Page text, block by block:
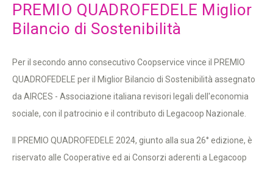
PREMIO QUADROFEDELE Miglior
Bilancio di Sostenibilità
Per il secondo anno consecutivo Coopservice vince il PREMIO
QUADROFEDELE per il Miglior Bilancio di Sostenibilità assegnato
da AIRCES - Associazione italiana revisori legali dell'economia
sociale, con il patrocinio e il contributo di Legacoop Nazionale.
Il PREMIO QUADROFEDELE 2024, giunto alla sua 26° edizione, è
riservato alle Cooperative ed ai Consorzi aderenti a Legacoop